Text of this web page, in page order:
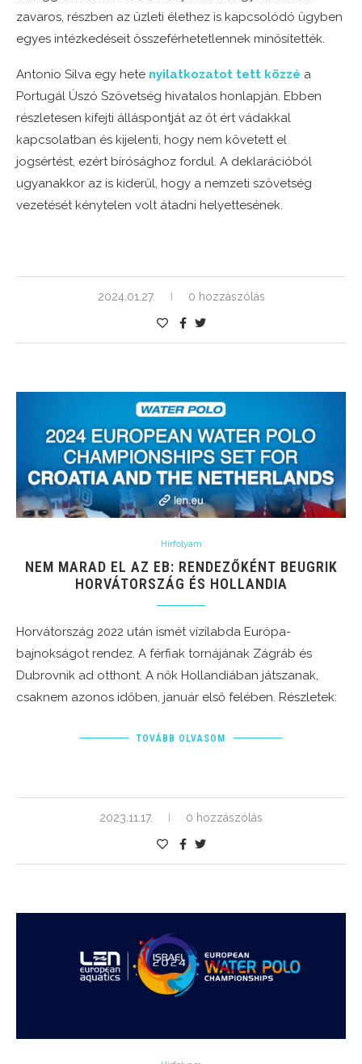
zavaros, részben az üzleti élethez is kapcsolódó ügyben
egyes intézkedéseit összeférhetetlennek minősítették.
Antonio Silva egy hete nyilatkozatot tett közzé a
Portugál Úszó Szövetség hivatalos honlapján. Ebben
részletesen kifejti álláspontját az őt ért vádakkal
kapcsolatban és kijelenti, hogy nem követett el
jogsértést, ezért bírósághoz fordul. A deklarációból
ugyanakkor az is kiderül, hogy a nemzeti szövetség
vezetését kénytelen volt átadni helyettesének.
2024.01.27. 0 hozzászólás
Hírfolyam
NEM MARAD EL AZ EB: RENDEZŐKÉNT BEUGRIK
HORVÁTORSZÁG ÉS HOLLANDIA
Horvátország 2022 után ismét vízilabda Európa-
bajnokságot rendez. A férfiak tornájának Zágráb és
Dubrovnik ad otthont. A nők Hollandiában játszanak,
csaknem azonos időben, január első felében. Részletek:
TOVÁBB OLVASOM
2023.11.17. 0 hozzászólás